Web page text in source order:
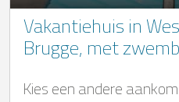
Vakantiehuis in
Brugge, met
Kies een andere